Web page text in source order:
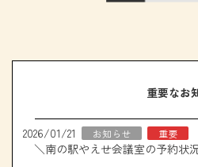
重要なお
2026/01/21 お知らせ 重要